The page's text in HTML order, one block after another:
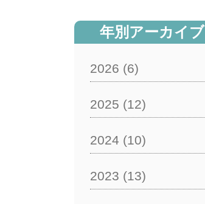
年別アーカイブ
2026 (6)
2025 (12)
2024 (10)
2023 (13)